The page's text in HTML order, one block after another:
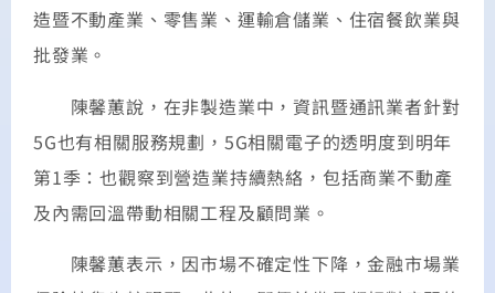
造暨不動產業、零售業、運輸倉儲業、住宿餐飲業與
批發業。
陳馨蕙說，在非製造業中，資訊暨通訊業者針對
5G也有相關服務規劃，5G相關電子的透明度到明年
第1季：也觀察到營造業持續熱絡，包括商業不動產
及內需回溫帶動相關工程及顧問業。
陳馨蕙表示，因市場不確定性下降，金融市場業